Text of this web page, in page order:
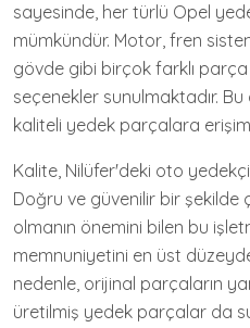
sayesinde, her türlü Opel
mümkündür. Motor, fren
gövde gibi birçok farklı parça
seçenekler sunulmaktadır.
kaliteli yedek parçalara
Kalite, Nilüfer'deki oto
Doğru ve güvenilir bir şekilde
olmanın önemini bilen bu
memnuniyetini en üst
nedenle, orijinal parçaların
üretilmiş yedek parçalar da